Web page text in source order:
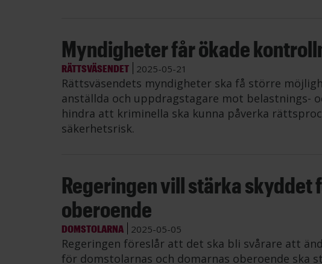
Myndigheter får ökade
RÄTTSVÄSENDET 2025-05-21
Rättsväsendets myndigheter ska få större
anställda och uppdragstagare mot belastnings-
hindra att kriminella ska kunna påverka
säkerhetsrisk.
Regeringen vill stärka skyddet
oberoende
DOMSTOLARNA 2025-05-05
Regeringen föreslår att det ska bli svårare att
för domstolarnas och domarnas oberoende ska